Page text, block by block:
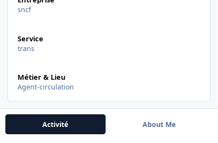
sncf
Service
trans
Métier & Lieu
Agent-circulation
Activité About Me